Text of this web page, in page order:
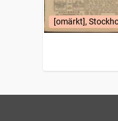
[omärkt],